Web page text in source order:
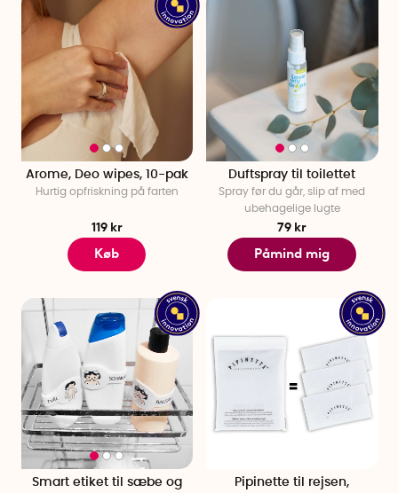
Arome, Deo wipes, 10-pak
Hurtig opfriskning på farten
119 kr
Køb
Duftspray til toilettet
Spray før du går, slip af med
ubehagelige lugte
79 kr
Påmind mig
Smart etiket til sæbe og
Pipinette til rejsen,